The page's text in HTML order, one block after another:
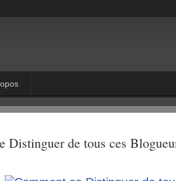
Distinguer de tous ces